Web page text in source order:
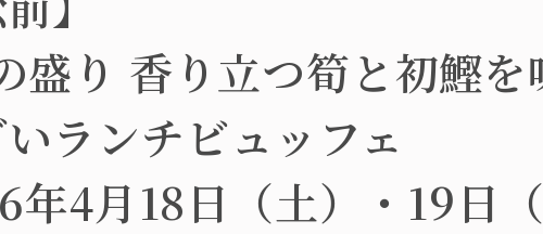
盛り 香り立つ筍と初鰹
ランチビュッフェ
年4月18日（土）・19日